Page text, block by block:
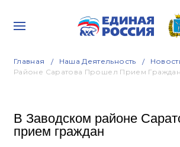
Главная Наша Деятельность
Районе Саратова Прошел Прием Граждан
В Заводском районе
прием граждан